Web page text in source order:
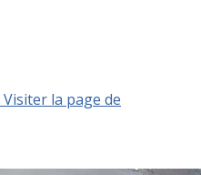
Visiter la page de